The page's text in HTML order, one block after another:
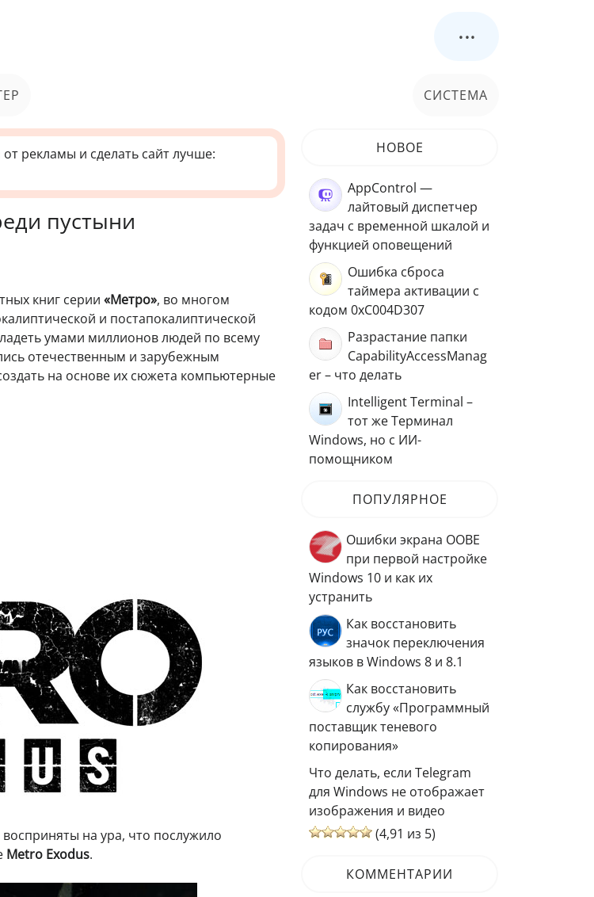
...
СИСТЕМА
рекламы и сделать сайт лучше:
пустыни
книг серии «Метро», во многом
и постапокалиптической
умами миллионов людей по всему
отечественным и зарубежным
на основе их сюжета компьютерные
на ура, что послужило
Metro Exodus.
НОВОЕ
AppControl —
лайтовый диспетчер
задач с временной шкалой и
функцией оповещений
Ошибка сброса
таймера активации с
кодом 0xC004D307
Разрастание папки
CapabilityAccessManag
er – что делать
Intelligent Terminal –
тот же Терминал
Windows, но с ИИ-
помощником
ПОПУЛЯРНОЕ
Ошибки экрана OOBE
при первой настройке
Windows 10 и как их
устранить
Как восстановить
значок переключения
языков в Windows 8 и 8.1
Как восстановить
службу «Программный
поставщик теневого
копирования»
Что делать, если Telegram
для Windows не отображает
изображения и видео
(4,91 из 5)
КОММЕНТАРИИ